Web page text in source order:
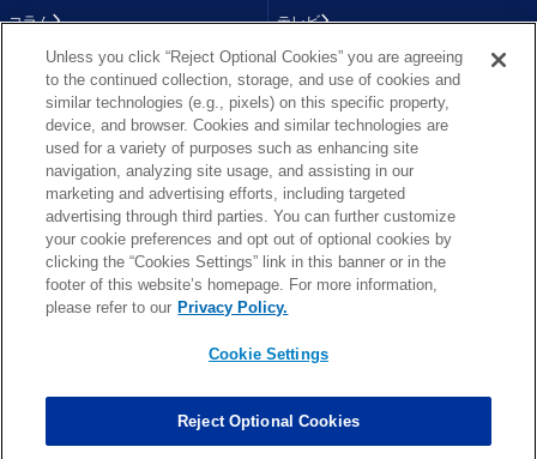
コラム テレビ
画像
順位表
About NFL
More NFL 特集
TOP お問い合わせ FAQ
PHOTO BY AP Images / PHOTO BY Getty Images
Unless you click “Reject Optional Cookies” you are agreeing
to the continued collection, storage, and use of cookies and
similar technologies (e.g., pixels) on this specific property,
device, and browser. Cookies and similar technologies are
used for a variety of purposes such as enhancing site
navigation, analyzing site usage, and assisting in our
marketing and advertising efforts, including targeted
advertising through third parties. You can further customize
your cookie preferences and opt out of optional cookies by
clicking the “Cookies Settings” link in this banner or in the
footer of this website’s homepage. For more information,
please refer to our Privacy Policy.
Cookie Settings
Reject Optional Cookies